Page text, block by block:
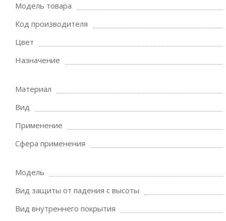
Модель товара
Код производителя
Цвет
Назначение
Материал
Вид
Применение
Сфера применения
Модель
Вид защиты от падения с высоты
Вид внутреннего покрытия